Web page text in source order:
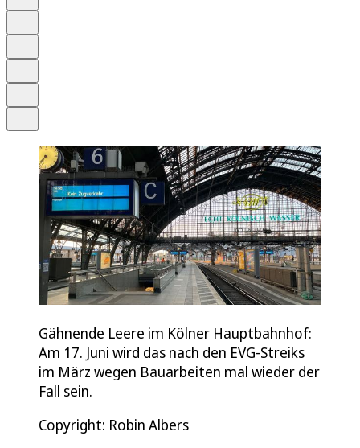
Gähnende Leere im Kölner Hauptbahnhof:
Am 17. Juni wird das nach den EVG-Streiks
im März wegen Bauarbeiten mal wieder der
Fall sein.
Copyright: Robin Albers